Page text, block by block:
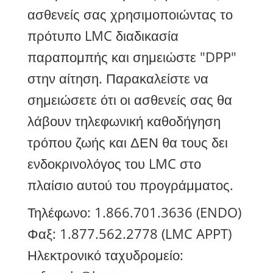
ασθενείς σας χρησιμοποιώντας το
πρότυπο LMC διαδικασία
παραπομπής και σημειώστε "DPP"
στην αίτηση. Παρακαλείστε να
σημειώσετε ότι οι ασθενείς σας θα
λάβουν τηλεφωνική καθοδήγηση
τρόπου ζωής και ΔΕΝ θα τους δει
ενδοκρινολόγος του LMC στο
πλαίσιο αυτού του προγράμματος.
Τηλέφωνο: 1.866.701.3636 (ENDO)
Φαξ: 1.877.562.2778 (LMC APPT)
Ηλεκτρονικό ταχυδρομείο: